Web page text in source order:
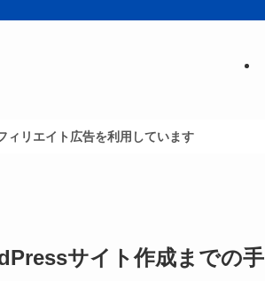
ィリエイト広告を利用しています
サイト作成までの手